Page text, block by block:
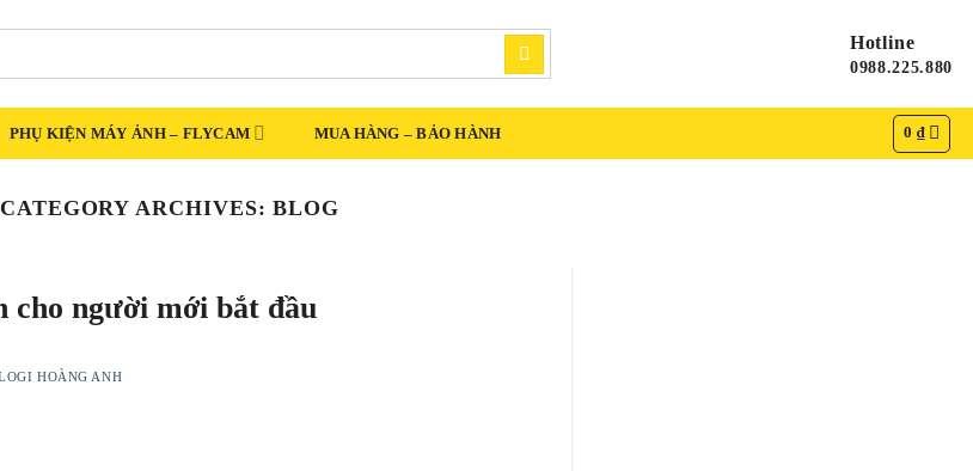
Hotline
0988.225.880
PHỤ KIỆN MÁY ẢNH – FLYCAM MUA HÀNG – BẢO HÀNH 0 ₫
CATEGORY ARCHIVES:BLOG
cho người mới bắt đầu
HOÀNG ANH